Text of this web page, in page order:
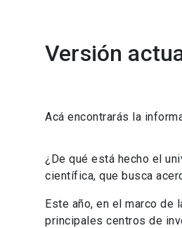
Versión
Acá encontrarás la
¿De qué está hecho el
científica, que busca
Este año, en el marco de
principales centros de